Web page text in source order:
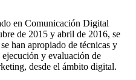
en Comunicación Digital
de 2015 y abril de 2016, se
han apropiado de técnicas y
y evaluación de
desde el ámbito digital.